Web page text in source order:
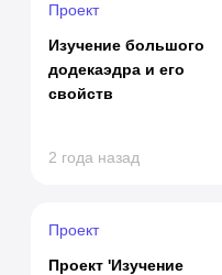
Проект
Изучение большого
додекаэдра и его
свойств
2 года назад
Проект
Проект 'Изучение